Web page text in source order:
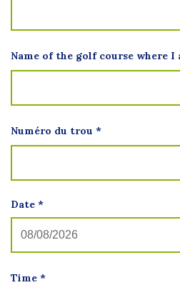
Name of the golf course where I
Numéro du trou *
Date *
Time *